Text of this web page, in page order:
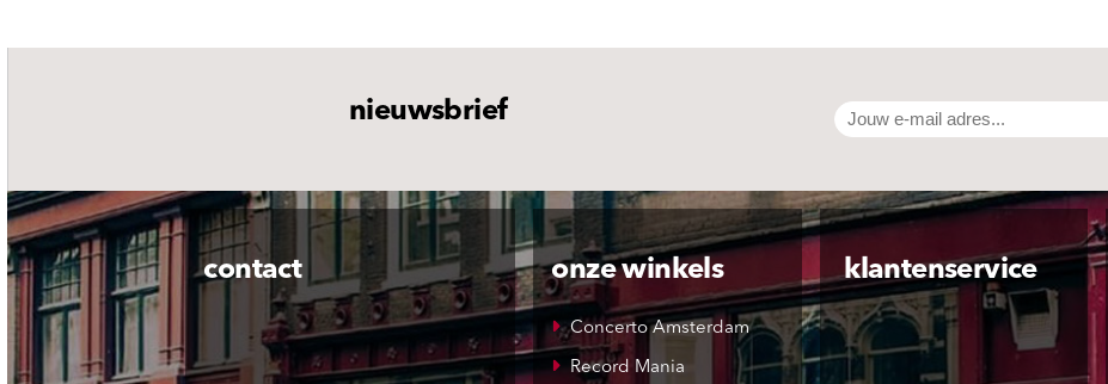
nieuwsbrief
contact onze winkels
Concerto Amsterdam
Record Mania
klantenservice